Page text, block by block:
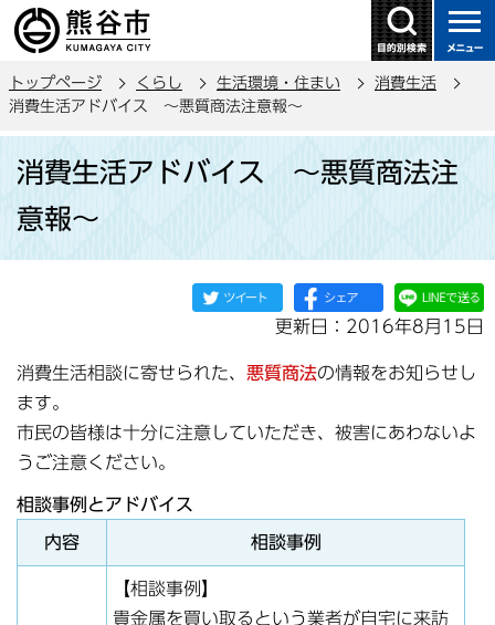
の
ー
す
トップページ くらし 生活環境・住まい
消費生活
消費生活アドバイス ～悪質商法注意報～
か
消費生活アドバイス ～悪質商法注
意報～
更新日：2016年8月15日
消費生活相談に寄せられた、 悪質商法の情報をお知らせし
ます。
市民の皆様は十分に注意していただき、被害にあわないよ
うご注意ください。
相談事例とアドバイス
内容 相談事例
【相談事例】
貴金属を買い取るという業者が自宅に来訪